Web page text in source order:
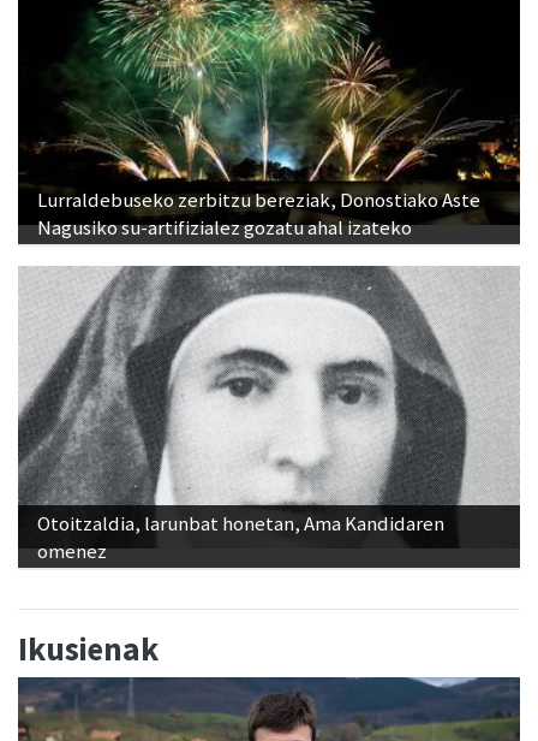
Lurraldebuseko zerbitzu bereziak, Donostiako Aste
Nagusiko su-artifizialez gozatu ahal izateko
Otoitzaldia, larunbat honetan, Ama Kandidaren
omenez
Ikusienak